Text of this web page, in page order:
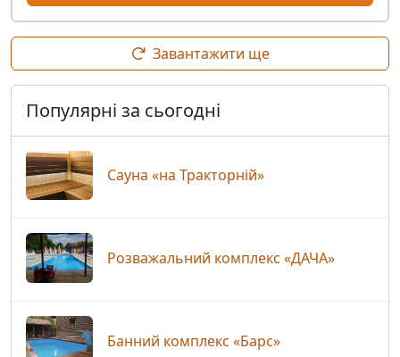
Завантажити ще
Популярні за сьогодні
Сауна «на Тракторній»
Розважальний комплекс «ДАЧА»
Банний комплекс «Барс»